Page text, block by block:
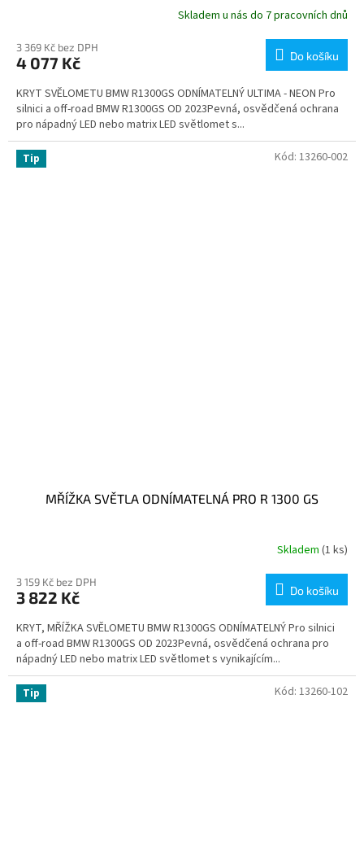
Skladem u nás do 7 pracovních dnů
3 369 Kč bez DPH
4 077 Kč Do košíku
KRYT SVĚLOMETU BMW R1300GS ODNÍMATELNÝ ULTIMA - NEON Pro
silnici a off-road BMW R1300GS OD 2023Pevná, osvědčená ochrana
pro nápadný LED nebo matrix LED světlomet s...
Tip
MŘÍŽKA SVĚTLA ODNÍMATELNÁ PRO R 1300 GS
Skladem (1 ks)
3 159 Kč bez DPH
3 822 Kč Do košíku
KRYT, MŘÍŽKA SVĚLOMETU BMW R1300GS ODNÍMATELNÝ Pro silnici
a off-road BMW R1300GS OD 2023Pevná, osvědčená ochrana pro
nápadný LED nebo matrix LED světlomet s vynikajícím...
Kód: 13260-002
Tip Kód: 13260-102